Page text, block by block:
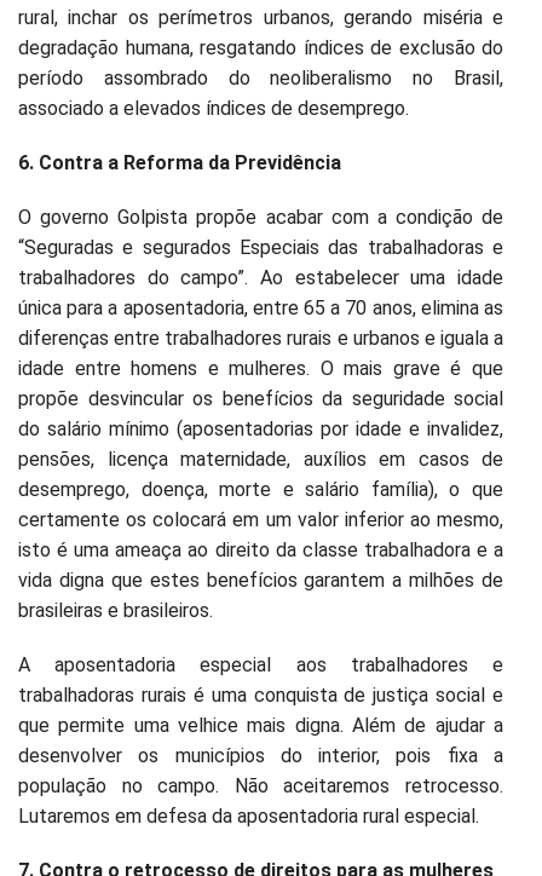
rural, inchar os perímetros urbanos, gerando miséria e
degradação humana, resgatando índices de exclusão do
período assombrado do neoliberalismo no Brasil,
associado a elevados índices de desemprego.
6. Contra a Reforma da Previdência
O governo Golpista propõe acabar com a condição de
“Seguradas e segurados Especiais das trabalhadoras e
trabalhadores do campo”. Ao estabelecer uma idade
única para a aposentadoria, entre 65 a 70 anos, elimina as
diferenças entre trabalhadores rurais e urbanos e iguala a
idade entre homens e mulheres. O mais grave é que
propõe desvincular os benefícios da seguridade social
do salário mínimo (aposentadorias por idade e invalidez,
pensões, licença maternidade, auxílios em casos de
desemprego, doença, morte e salário família), o que
certamente os colocará em um valor inferior ao mesmo,
isto é uma ameaça ao direito da classe trabalhadora e a
vida digna que estes benefícios garantem a milhões de
brasileiras e brasileiros.
A aposentadoria especial aos trabalhadores e
trabalhadoras rurais é uma conquista de justiça social e
que permite uma velhice mais digna. Além de ajudar a
desenvolver os municípios do interior, pois fixa a
população no campo. Não aceitaremos retrocesso.
Lutaremos em defesa da aposentadoria rural especial.
7. Contra o retrocesso de direitos para as mulheres